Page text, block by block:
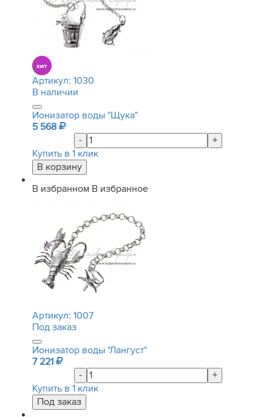
Артикул: 1030
В наличии
Ионизатор воды "Щука"
5 568
-
+
Купить в 1 клик
В избранном В избранное
Артикул: 1007
Под заказ
Ионизатор воды "Лангуст"
7 221
-
+
Купить в 1 клик